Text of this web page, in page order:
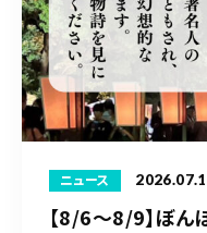
ニュース
【8/6〜8/9】ぼ